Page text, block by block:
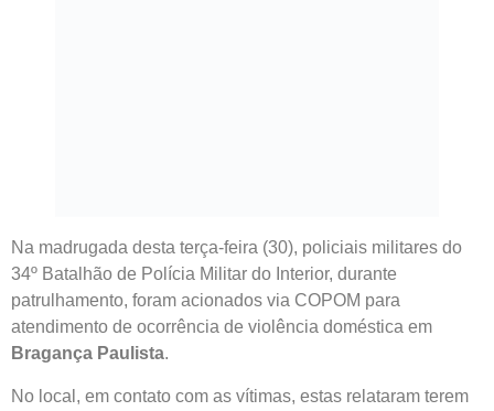
Na madrugada desta terça-feira (30), policiais militares do
34º Batalhão de Polícia Militar do Interior, durante
patrulhamento, foram acionados via COPOM para
atendimento de ocorrência de violência doméstica em
Bragança Paulista.
No local, em contato com as vítimas, estas relataram terem